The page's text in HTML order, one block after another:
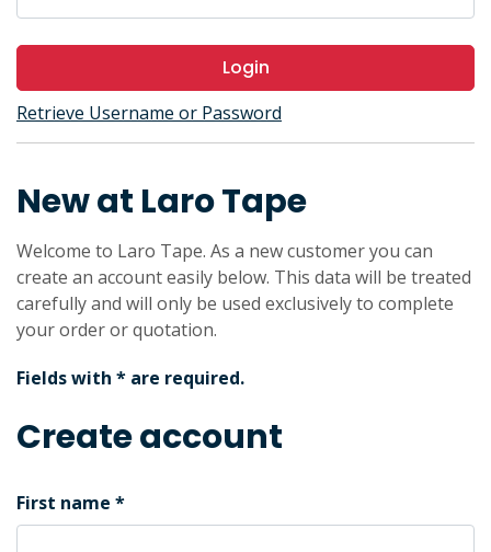
Login
Retrieve Username or Password
New at Laro Tape
Welcome to Laro Tape. As a new customer you can
create an account easily below. This data will be treated
carefully and will only be used exclusively to complete
your order or quotation.
Fields with * are required.
Create account
First name